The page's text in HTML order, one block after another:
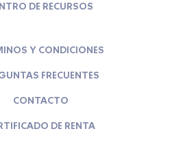
DE RECURSOS
Y CONDICIONES
FRECUENTES
CONTACTO
DE RENTA